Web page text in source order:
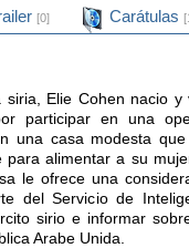
[0] Carátulas
siria, Elie Cohen nacio
participar en una
una casa modesta
para alimentar a su
le ofrece una
del Servicio de
sirio e informar
Arabe Unida.